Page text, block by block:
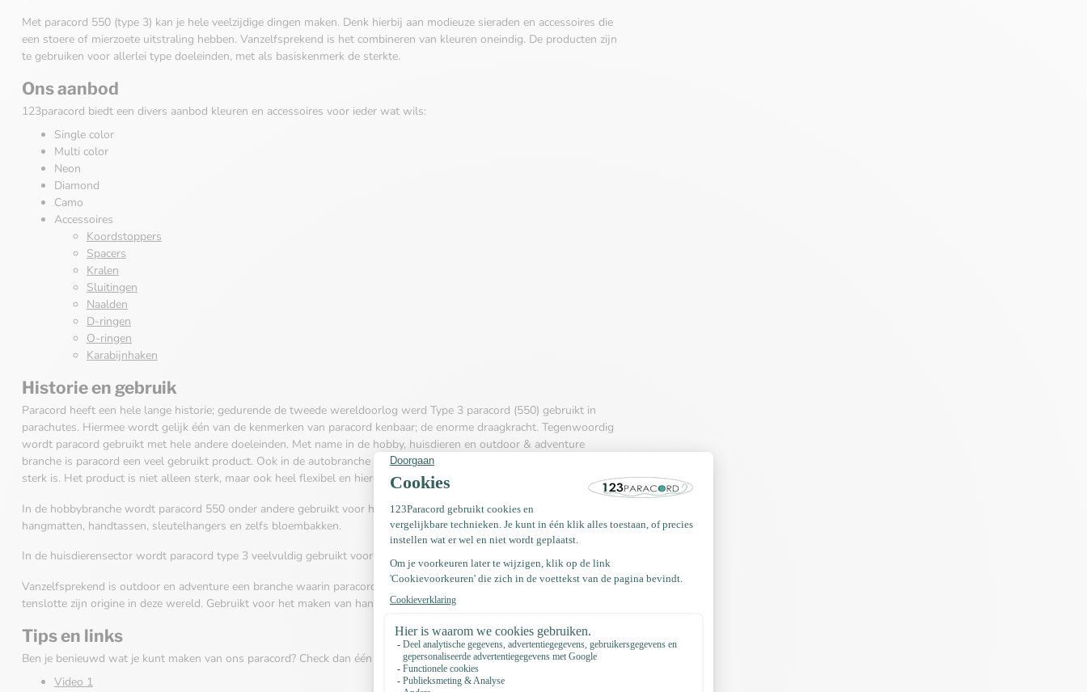
Met paracord 550 (type 3) kan je hele veelzijdige dingen maken. Denk hierbij aan modieuze sieraden en accessoires die
een stoere of mierzoete uitstraling hebben. Vanzelfsprekend is het combineren van kleuren oneindig. De producten zijn
te gebruiken voor allerlei type doeleinden, met als basiskenmerk de sterkte.
Ons aanbod
123paracord biedt een divers aanbod kleuren en accessoires voor ieder wat wils:
Single color
Multi color
Neon
Diamond
Camo
Accessoires
Koordstoppers
Spacers
Kralen
Sluitingen
Naalden
D-ringen
O-ringen
Karabijnhaken
Historie en gebruik
Paracord heeft een hele lange historie; gedurende de tweede wereldoorlog werd Type 3 paracord (550) gebruikt in
parachutes. Hiermee wordt gelijk één van de kenmerken van paracord kenbaar; de enorme draagkracht. Tegenwoordig
wordt paracord gebruikt met hele andere doeleinden. Met name in de hobby, huisdieren en outdoor & adventure
branche is paracord een veel gebruikt product. Ook in de autobranche wordt paracord gebruikt, omdat het zo onwijs
sterk is. Het product is niet alleen sterk, maar ook heel flexibel en hierdoor eenvoudig te verwerken.
In de hobbybranche wordt paracord 550 onder andere gebruikt voor het maken van armbanden, kettingen,
hangmatten, handtassen, sleutelhangers en zelfs bloembakken.
In de huisdierensector wordt paracord type 3 veelvuldig gebruikt voor het vervaardigen van halsbanden en riemen.
Vanzelfsprekend is outdoor en adventure een branche waarin paracord 550 veelvuldig wordt gebruikt. Het kent
tenslotte zijn origine in deze wereld. Gebruikt voor het maken van hangmatten, veters, riemen is gebruikelijk.
Tips en links
Ben je benieuwd wat je kunt maken van ons paracord? Check dan één van onderstaande videos:
Video 1